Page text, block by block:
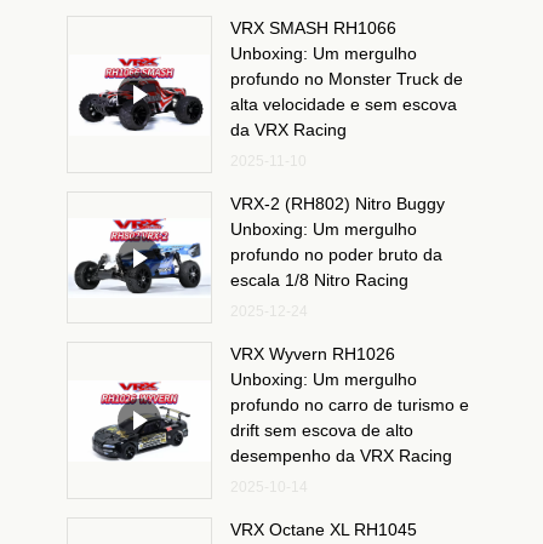
VRX SMASH RH1066
Unboxing: Um mergulho
profundo no Monster Truck de
alta velocidade e sem escova
da VRX Racing
VRX-2 (RH802) Nitro Buggy
Unboxing: Um mergulho
profundo no poder bruto da
escala 1/8 Nitro Racing
VRX Wyvern RH1026
Unboxing: Um mergulho
profundo no carro de turismo e
drift sem escova de alto
desempenho da VRX Racing
VRX Octane XL RH1045